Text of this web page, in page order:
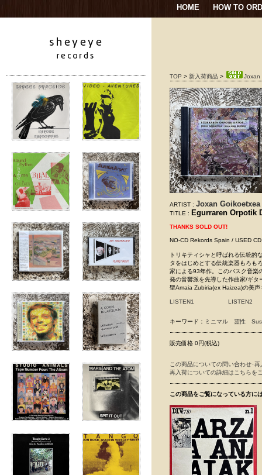
HOME HOW TO
TOP > 新入荷商品 > Joxan
ARTIST : Joxan
TITLE : Egurraren Orpotik
THANKS SOLD OUT!
NO-CD Rekords Spain / USED
トリキティシャと呼ばれる伝統
タをはじめとする伝統楽器もろも
家による93年作。このバスク音楽
発の音響派を先導した作曲家/ギ
聖Amaia Zubiria(ex Haizea)の美
LISTEN1 LISTEN2
キーワード： ミニマル 霊性
販売価格 0円(税込)
この商品についての問い合わせ･
再入荷についての詳細はこちらを
この商品をご覧になっている方に